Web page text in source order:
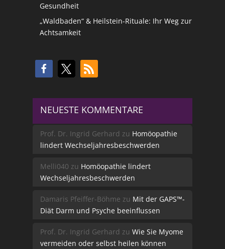
Gesundheit
„Waldbaden“ & Heilstein-Rituale: Ihr Weg zur
Achtsamkeit
NEUESTE KOMMENTARE
Prof. Dr. Ingrid Gerhard zu Homöopathie
lindert Wechseljahresbeschwerden
Melli040 zu Homöopathie lindert
Wechseljahresbeschwerden
Damaris Pfeiffer-Böhme zu Mit der GAPS™-
Diät Darm und Psyche beeinflussen
Prof. Dr. Ingrid Gerhard zu Wie Sie Myome
vermeiden oder selbst heilen können